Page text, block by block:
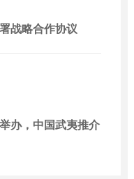
战略合作协议
办，中国武夷推介